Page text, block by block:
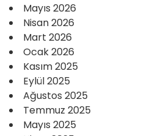
Mayıs 2026
Nisan 2026
Mart 2026
Ocak 2026
Kasım 2025
Eylül 2025
Ağustos 2025
Temmuz 2025
Mayıs 2025